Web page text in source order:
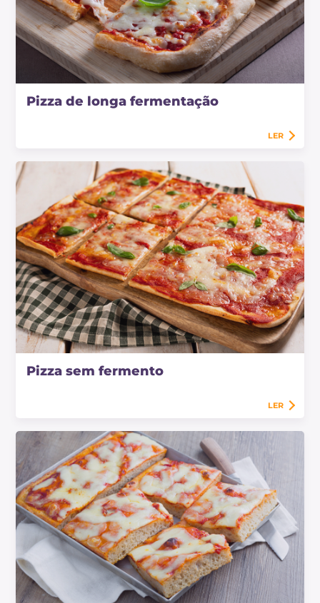
Pizza de longa fermentação
LER
Pizza sem fermento
LER